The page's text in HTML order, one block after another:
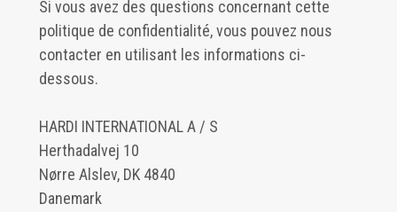
Si vous avez des questions concernant cette
politique de confidentialité, vous pouvez nous
contacter en utilisant les informations ci-
dessous.
HARDI INTERNATIONAL A / S
Herthadalvej 10
Nørre Alslev, DK 4840
Danemark